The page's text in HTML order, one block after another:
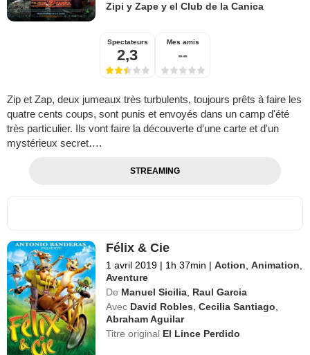
Zipi y Zape y el Club de la Canica
Spectateurs
2,3
Mes amis
--
Zip et Zap, deux jumeaux très turbulents, toujours prêts à faire les
quatre cents coups, sont punis et envoyés dans un camp d'été
très particulier. Ils vont faire la découverte d'une carte et d'un
mystérieux secret….
STREAMING
Félix & Cie
1 avril 2019 | 1h 37min | Action ,Animation
Aventure
De Manuel Sicilia Raul Garcia
Avec David Robles ,Cecilia Santiago
Abraham Aguilar
Titre original El Lince Perdido